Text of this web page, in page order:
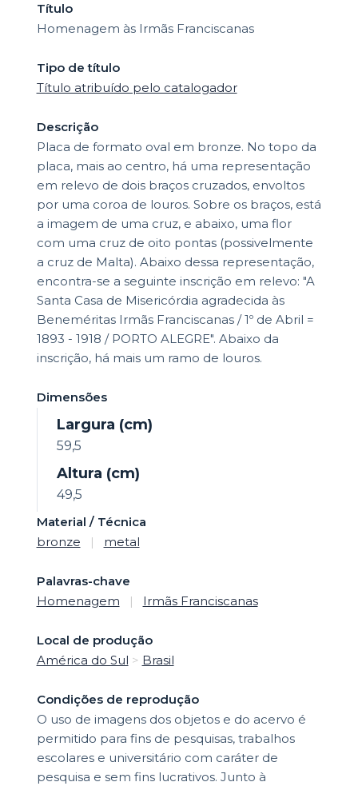
Título
Homenagem às Irmãs Franciscanas
Tipo de título
Título atribuído pelo catalogador
Descrição
Placa de formato oval em bronze. No topo da
placa, mais ao centro, há uma representação
em relevo de dois braços cruzados, envoltos
por uma coroa de louros. Sobre os braços, está
a imagem de uma cruz, e abaixo, uma flor
com uma cruz de oito pontas (possivelmente
a cruz de Malta). Abaixo dessa representação,
encontra-se a seguinte inscrição em relevo: "A
Santa Casa de Misericórdia agradecida às
Beneméritas Irmãs Franciscanas / 1º de Abril =
1893 - 1918 / PORTO ALEGRE". Abaixo da
inscrição, há mais um ramo de louros.
Dimensões
Largura (cm)
59,5
Altura (cm)
49,5
Material / Técnica
bronze
| metal
Palavras-chave
Homenagem
| Irmãs Franciscanas
Local de produção
América do Sul > Brasil
Condições de reprodução
O uso de imagens dos objetos e do acervo é
permitido para fins de pesquisas, trabalhos
escolares e universitário com caráter de
pesquisa e sem fins lucrativos. Junto à